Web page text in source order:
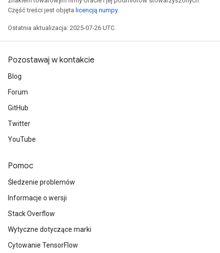
Część treści jest objęta licencją numpy.
Ostatnia aktualizacja: 2025-07-26 UTC.
Pozostawaj w kontakcie
Blog
Forum
GitHub
Twitter
YouTube
Pomoc
Śledzenie problemów
Informacje o wersji
Stack Overflow
Wytyczne dotyczące marki
Cytowanie TensorFlow